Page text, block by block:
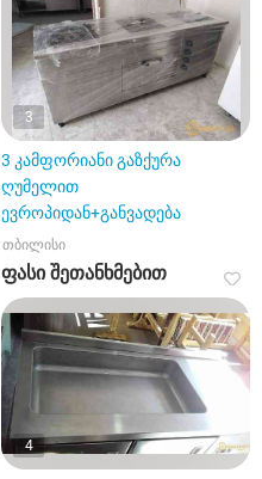
3
3 კამფორიანი გაზქურა
ღუმელით
ევროპიდან+განვადება
თბილისი
ფასი შეთანხმებით
4